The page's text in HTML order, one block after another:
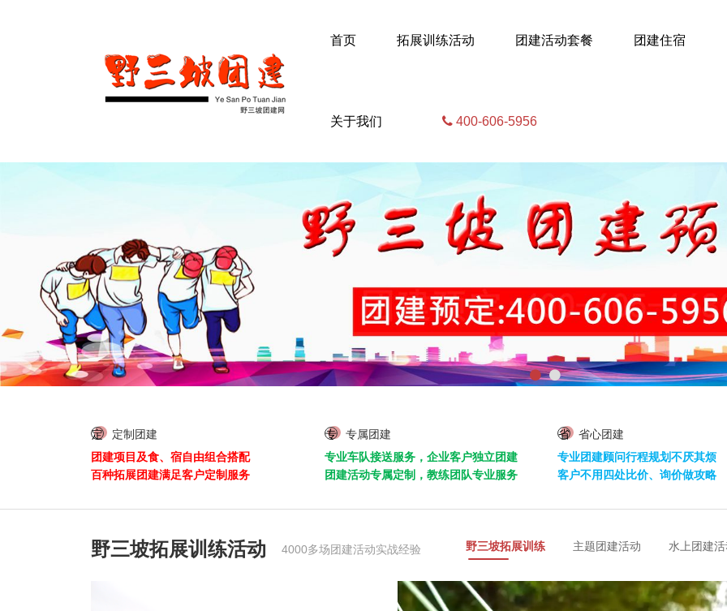
首页 拓展训练活动 团建活动套餐 团建住宿
关于我们 400-606-5956
定 定制团建
团建项目及食、宿自由组合搭配
百种拓展团建满足客户定制服务
专 专属团建
专业车队接送服务，企业客户独立团建
团建活动专属定制，教练团队专业服务
省 省心团建
专业团建顾问行程规划不厌其烦
客户不用四处比价、询价做攻略
野三坡拓展训练活动 4000多场团建活动实战经验 野三坡拓展训练 主题团建活动 水上团建